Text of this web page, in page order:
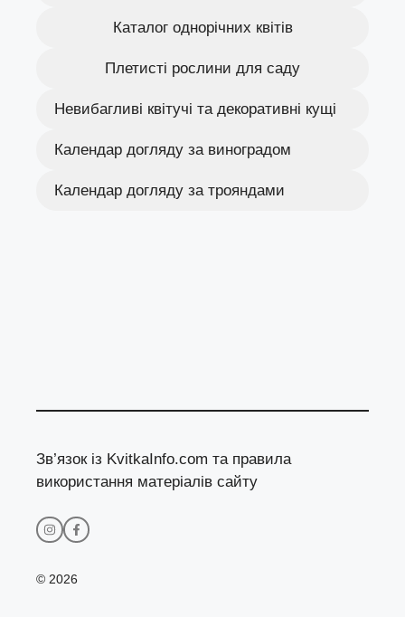
Каталог однорічних квітів
Плетисті рослини для саду
Невибагливі квітучі та декоративні кущі
Календар догляду за виноградом
Календар догляду за трояндами
Зв’язок із KvitkaInfo.com та правила
використання матеріалів сайту
© 2026